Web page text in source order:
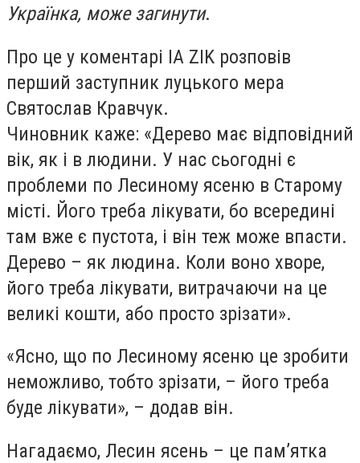
Українка, може загинути.
Про це у коментарі IA ZIK розповів
перший заступник луцького мера
Святослав Кравчук.
Чиновник каже: «Дерево має відповідний
вік, як і в людини. У нас сьогодні є
проблеми по Лесиному ясеню в Старому
місті. Його треба лікувати, бо всередині
там вже є пустота, і він теж може впасти.
Дерево – як людина. Коли воно хворе,
його треба лікувати, витрачаючи на це
великі кошти, або просто зрізати».
«Ясно, що по Лесиному ясеню це зробити
неможливо, тобто зрізати, – його треба
буде лікувати», – додав він.
Нагадаємо, Лесин ясень – це пам’ятка